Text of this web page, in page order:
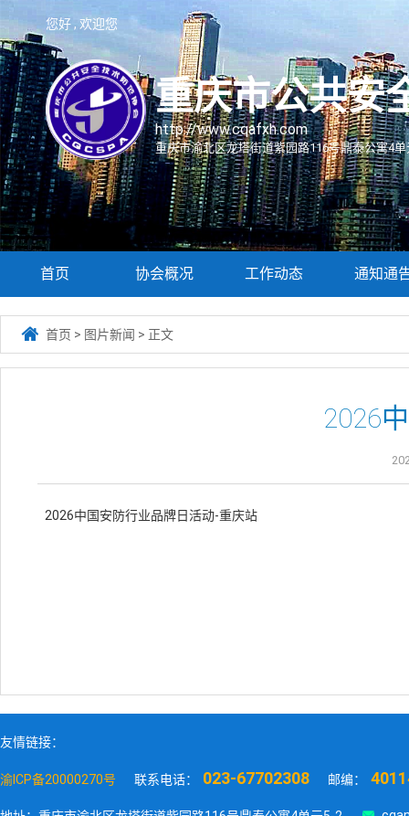
您好 , 欢迎您
重庆市公共安
http://www.cqafxh.com
重庆市渝北区龙塔街道紫园路116号鼎泰公寓4单
首页 协会概况 工作动态 通知通
 首页 > 图片新闻 > 正文
2026
2026中国安防行业品牌日活动-重庆站
友情链接：
渝ICP备20000270号 联系电话： 023-67702308 邮编：